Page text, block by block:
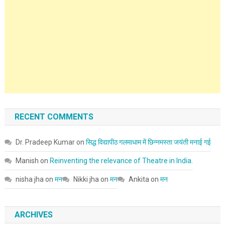
RECENT COMMENTS
Dr. Pradeep Kumaron सिद्ध विद्यापीठ गलमाधाम में छिन्नमस्ता जयंती मनाई गई
Manish on Reinventing the relevance of Theatre in India.
nisha jhaon मन Nikki jhaon मन Ankitaon मन
ARCHIVES